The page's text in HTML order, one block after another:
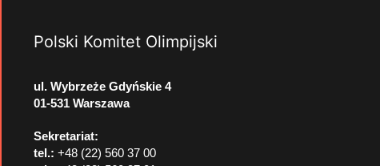
Polski Komitet Olimpijski
ul. Wybrzeże Gdyńskie 4
01-531 Warszawa
Sekretariat:
tel.: +48 (22) 560 37 00